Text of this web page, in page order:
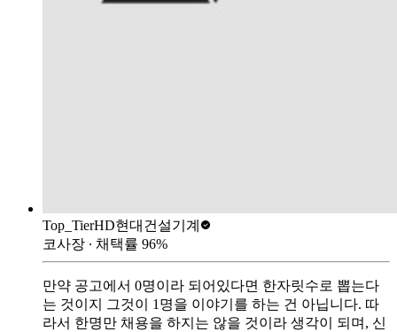
Top_TierHD현대건설기계
코사장 ∙ 채택률 96%
만약 공고에서 0명이라 되어있다면 한자릿수로 뽑는다
는 것이지 그것이 1명을 이야기를 하는 건 아닙니다. 따
라서 한명만 채용을 하지는 않을 것이라 생각이 되며, 신